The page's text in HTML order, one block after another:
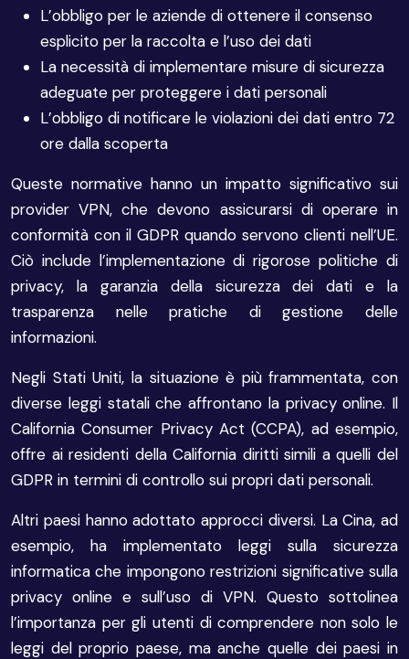
L’obbligo per le aziende di ottenere il consenso
esplicito per la raccolta e l’uso dei dati
La necessità di implementare misure di sicurezza
adeguate per proteggere i dati personali
L’obbligo di notificare le violazioni dei dati entro 72
ore dalla scoperta
Queste normative hanno un impatto significativo sui
provider VPN, che devono assicurarsi di operare in
conformità con il GDPR quando servono clienti nell’UE.
Ciò include l’implementazione di rigorose politiche di
privacy, la garanzia della sicurezza dei dati e la
trasparenza nelle pratiche di gestione delle
informazioni.
Negli Stati Uniti, la situazione è più frammentata, con
diverse leggi statali che affrontano la privacy online. Il
California Consumer Privacy Act (CCPA), ad esempio,
offre ai residenti della California diritti simili a quelli del
GDPR in termini di controllo sui propri dati personali.
Altri paesi hanno adottato approcci diversi. La Cina, ad
esempio, ha implementato leggi sulla sicurezza
informatica che impongono restrizioni significative sulla
privacy online e sull’uso di VPN. Questo sottolinea
l’importanza per gli utenti di comprendere non solo le
leggi del proprio paese, ma anche quelle dei paesi in